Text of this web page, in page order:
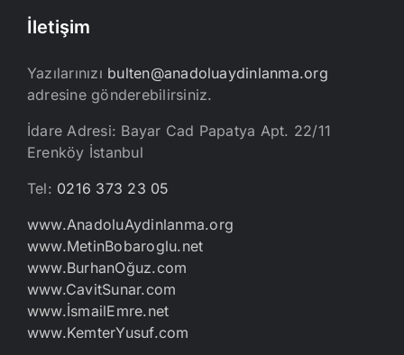
İletişim
Yazılarınızı bulten@anadoluaydinlanma.org
adresine gönderebilirsiniz.
İdare Adresi: Bayar Cad Papatya Apt. 22/11
Erenköy İstanbul
Tel: 0216 373 23 05
www.AnadoluAydinlanma.org
www.MetinBobaroglu.net
www.BurhanOğuz.com
www.CavitSunar.com
www.İsmailEmre.net
www.KemterYusuf.com